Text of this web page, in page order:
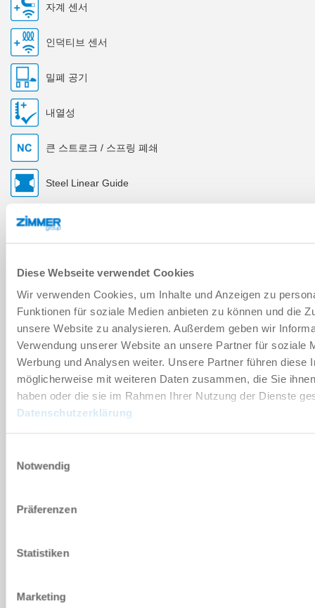
Diese Webseite verwendet Cookies
Wir verwenden Cookies, um Inhalte und Anzeigen zu
Funktionen für soziale Medien anbieten zu können und die
unsere Website zu analysieren. Außerdem geben wir
Verwendung unserer Website an unsere Partner für soziale
Werbung und Analysen weiter. Unsere Partner führen diese
möglicherweise mit weiteren Daten zusammen, die Sie
haben oder die sie im Rahmen Ihrer Nutzung der Dienste
Datenschutzerklärung
Notwendig
Präferenzen
Statistiken
Marketing
자계 센서
인덕티브 센서
밀폐 공기
내열성
큰 스트로크 / 스프링 폐쇄
Steel Linear Guide
개별화
장점 세부 정보
클린룸 적합성 인증서
다운로드